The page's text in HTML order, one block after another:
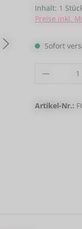
Inhalt: 1
Preise inkl.
Sofort
Artikel-Nr.: